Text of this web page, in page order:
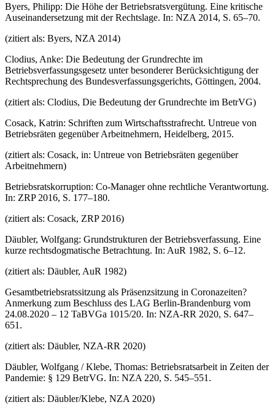
Byers, Philipp: Die Höhe der Betriebsratsvergütung. Eine kritische
Auseinandersetzung mit der Rechtslage. In: NZA 2014, S. 65–70.
(zitiert als: Byers, NZA 2014)
Clodius, Anke: Die Bedeutung der Grundrechte im
Betriebsverfassungsgesetz unter besonderer Berücksichtigung der
Rechtsprechung des Bundesverfassungsgerichts, Göttingen, 2004.
(zitiert als: Clodius, Die Bedeutung der Grundrechte im BetrVG)
Cosack, Katrin: Schriften zum Wirtschaftsstrafrecht. Untreue von
Betriebsräten gegenüber Arbeitnehmern, Heidelberg, 2015.
(zitiert als: Cosack, in: Untreue von Betriebsräten gegenüber
Arbeitnehmern)
Betriebsratskorruption: Co-Manager ohne rechtliche Verantwortung.
In: ZRP 2016, S. 177–180.
(zitiert als: Cosack, ZRP 2016)
Däubler, Wolfgang: Grundstrukturen der Betriebsverfassung. Eine
kurze rechtsdogmatische Betrachtung. In: AuR 1982, S. 6–12.
(zitiert als: Däubler, AuR 1982)
Gesamtbetriebsratssitzung als Präsenzsitzung in Coronazeiten?
Anmerkung zum Beschluss des LAG Berlin-Brandenburg vom
24.08.2020 – 12 TaBVGa 1015/20. In: NZA-RR 2020, S. 647–
651.
(zitiert als: Däubler, NZA-RR 2020)
Däubler, Wolfgang / Klebe, Thomas: Betriebsratsarbeit in Zeiten der
Pandemie: § 129 BetrVG. In: NZA 220, S. 545–551.
(zitiert als: Däubler/Klebe, NZA 2020)